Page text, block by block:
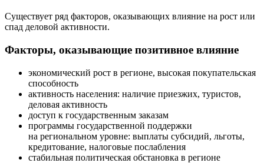
Существует ряд факторов, оказывающих влияние на рост или
спад деловой активности.
Факторы, оказывающие позитивное влияние
экономический рост в регионе, высокая покупательская
способность
активность населения: наличие приезжих, туристов,
деловая активность
доступ к государственным заказам
программы государственной поддержки
на региональном уровне: выплаты субсидий, льготы,
кредитование, налоговые послабления
стабильная политическая обстановка в регионе